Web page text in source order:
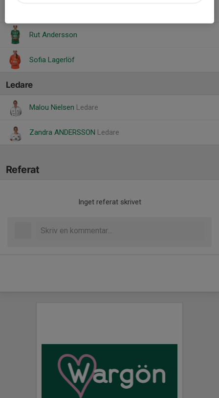
Rut Andersson
Sofia Lagerlöf
Ledare
Malou Nielsen Ledare
Zandra ANDERSSON Ledare
Referat
Inget referat skrivet